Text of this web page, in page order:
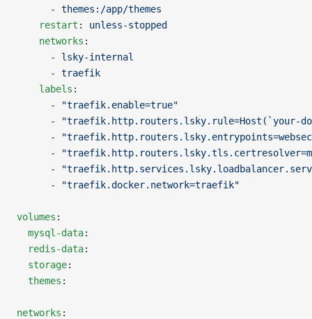
      -
themes:/app/themes
    restart
: unless-stopped
    networks
:
      -
lsky-internal
      -
traefik
    labels
:
      -
"traefik.enable=true"
      -
"traefik.http.routers.lsky.rule=Host(`your-
      -
      -
      -
      -
"traefik.docker.network=traefik"
volumes :
  mysql-data
:
  redis-data
:
  storage
:
  themes
:
networks :